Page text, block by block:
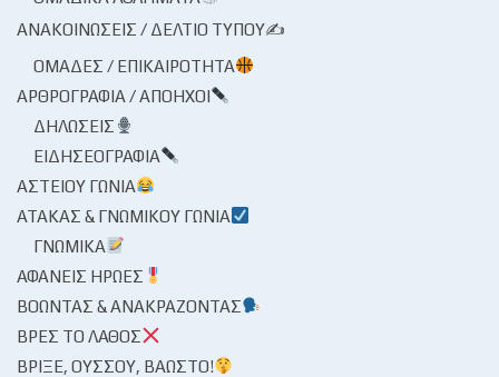
ΑΝΑΚΟΙΝΏΣΕΙΣ / ΔΕΛΤΊΟ ΤΎΠΟΥ✍
ΟΜΆΔΕΣ / ΕΠΙΚΑΙΡΌΤΗΤΑ
ΑΡΘΡΟΓΡΑΦΊΑ / ΑΠΌΗΧΟΙ
ΔΗΛΏΣΕΙΣ
ΕΙΔΗΣΕΟΓΡΑΦΊΑ
ΑΣΤΕΊΟΥ ΓΩΝΊΑ
ΑΤΆΚΑΣ & ΓΝΩΜΙΚΟΎ ΓΩΝΊΑ
ΓΝΩΜΙΚΆ
ΑΦΑΝΕΊΣ ΉΡΩΕΣ
ΒΟΏΝΤΑΣ & ΑΝΑΚΡΆΖΟΝΤΑΣ
ΒΡΕΣ ΤΟ ΛΆΘΟΣ
ΒΡΊΞΕ, ΟΎΣΣΟΥ, ΒΆΩΣΤΟ!